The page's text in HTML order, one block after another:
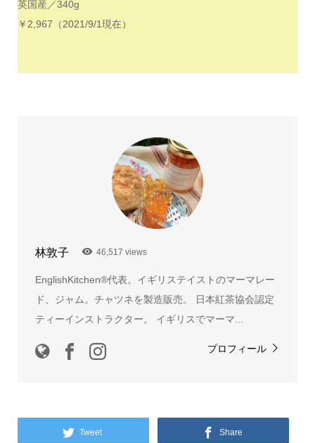
英国産／340g
￥2,967（2021/9/1現在）
林敦子 46,517 views
EnglishKitchen®代表。イギリステイストのマーマレー
ド、ジャム。チャツネを製造販売。 日本紅茶協会認定
ティーインストラクター。 イギリスでマーマ...
プロフィール
Tweet Share